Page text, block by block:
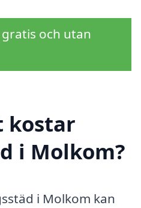
och utan
kostar
i Molkom?
i Molkom kan